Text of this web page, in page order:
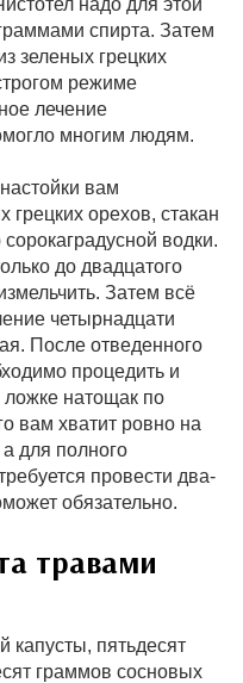
спирта. Затем
зеленых грецких
режиме
лечение
многим людям.
вам
грецких орехов, стакан
водки.
до двадцатого
Затем всё
четырнадцати
После отведенного
процедить и
ложке натощак по
вам хватит ровно на
для полного
провести два-
обязательно.
травами
капусты, пятьдесят
граммов сосновых